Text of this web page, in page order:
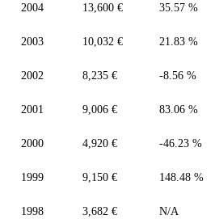
2004 13,600 € 35.57 %
2003 10,032 € 21.83 %
2002 8,235 € -8.56 %
2001 9,006 € 83.06 %
2000 4,920 € -46.23 %
1999 9,150 € 148.48 %
1998 3,682 € N/A